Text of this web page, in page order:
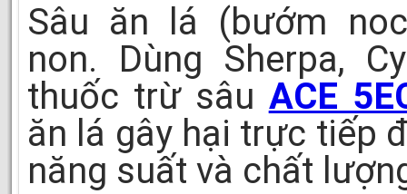
Sâu ăn lá (bướm
non. Dùng Sherpa,
thuốc trừ sâu ACE
ăn lá gây hại trực tiếp
năng suất và chất